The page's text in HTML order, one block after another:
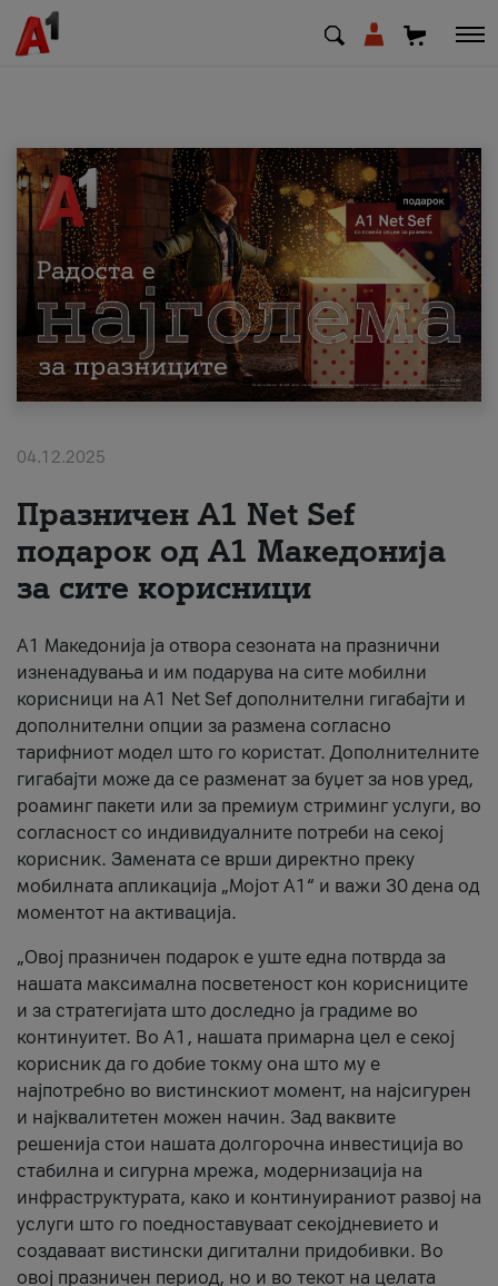
МК EN SQ
Приватни Деловни
Поддршка
Надополни кредит
За нас
#ПодобарОнлајн
04.12.2025
Празничен A1 Net Sеf
подарок од А1 Македонија
за сите корисници
А1 Македонија ја отвора сезоната на празнични
изненадувања и им подарува на сите мобилни
корисници на A1 Net Sef дополнителни гигабајти и
дополнителни опции за размена согласно
тарифниот модел што го користат. Дополнителните
гигабајти може да се разменат за буџет за нов уред,
роаминг пакети или за премиум стриминг услуги, во
согласност со индивидуалните потреби на секој
корисник. Замената се врши директно преку
мобилната апликација „Мојот А1“ и важи 30 дена од
моментот на активација.
„Овој празничен подарок е уште една потврда за
нашата максимална посветеност кон корисниците
и за стратегијата што доследно ја градиме во
континуитет. Во А1, нашата примарна цел е секој
корисник да го добие токму она што му е
најпотребно во вистинскиот момент, на најсигурен
и најквалитетен можен начин. Зад ваквите
решенија стои нашата долгорочна инвестиција во
стабилна и сигурна мрежа, модернизација на
инфраструктурата, како и континуираниот развој на
услуги што го поедноставуваат секојдневието и
создаваат вистински дигитални придобивки. Во
овој празничен период, но и во текот на целата